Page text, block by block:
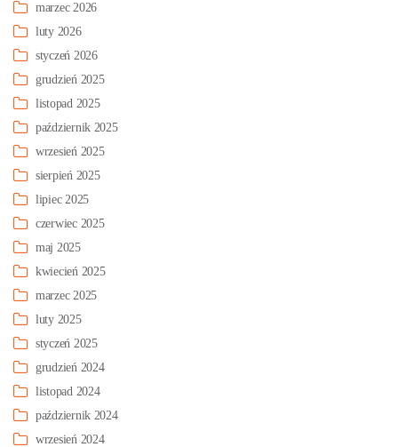
marzec 2026
luty 2026
styczeń 2026
grudzień 2025
listopad 2025
październik 2025
wrzesień 2025
sierpień 2025
lipiec 2025
czerwiec 2025
maj 2025
kwiecień 2025
marzec 2025
luty 2025
styczeń 2025
grudzień 2024
listopad 2024
październik 2024
wrzesień 2024